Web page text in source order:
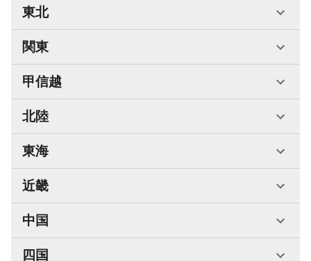
東北
関東
甲信越
北陸
東海
近畿
中国
四国